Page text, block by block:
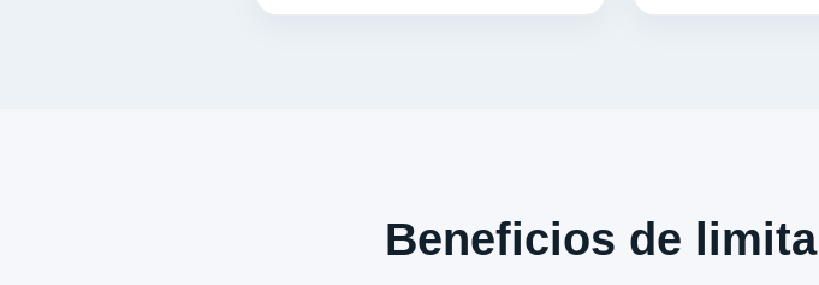
Beneficios de